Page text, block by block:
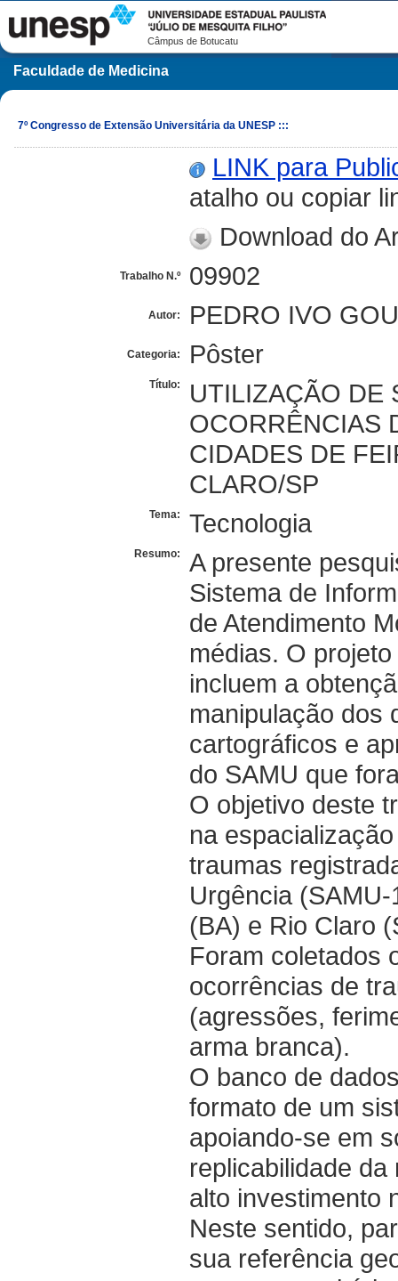
Câmpus de Botucatu
Faculdade de Medicina
7º Congresso de Extensão Universitária da UNESP :::
LINK para
atalho ou copiar
Download do
Trabalho N.º 09902
Autor: PEDRO IVO
Categoria: Pôster
Título:
UTILIZAÇÃO DE
OCORRÊNCIAS
CIDADES DE
CLARO/SP
Tema: Tecnologia
Resumo:
A presente
Sistema de
de Atendimento
médias. O
incluem a
manipulação dos
cartográficos e
do SAMU que
O objetivo deste
na
traumas
Urgência
(BA) e Rio Claro
Foram coletados
ocorrências de
(agressões,
arma branca).
O banco de
formato de um
apoiando-se em
replicabilidade
alto investimento
Neste sentido,
sua referência